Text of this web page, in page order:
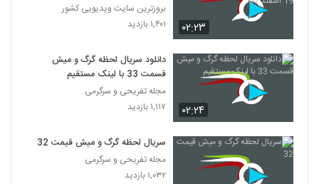
۰۲:۲۳
بروزترین سایت ویدیویی کشور
۱,۴۰۱ بازدید
۰۲:۲۴
دانلود سریال لحظه گرگ و میش
قسمت 33 با لینک مستقیم
مجله تفریحی و سرگرمی
۱,۱۱۷ بازدید
سریال لحظه گرگ و میش قیمت 32
مجله تفریحی و سرگرمی
۱,۰۳۲ بازدید